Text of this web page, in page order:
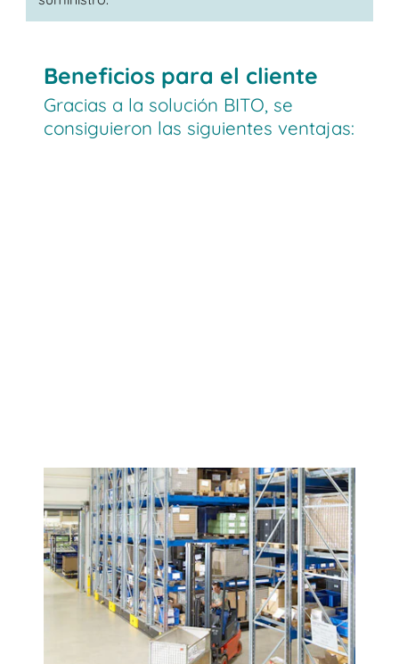
Beneficios para el cliente
Gracias a la solución BITO, se
consiguieron las siguientes ventajas: